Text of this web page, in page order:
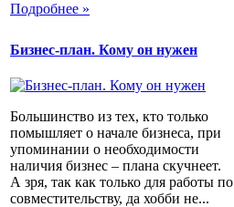
Подробнее »
Бизнес-план. Кому он нужен
Большинство из тех, кто только
помышляет о начале бизнеса, при
упоминании о необходимости
наличия бизнес – плана скучнеет.
А зря, так как только для работы по
совместительству, да хобби не...